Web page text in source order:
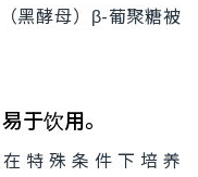
黑酵母）β-葡聚糖被
于饮用。
特殊条件下培养